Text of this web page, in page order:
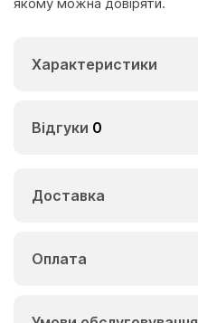
Характеристики
Відгуки 0
Доставка
Оплата